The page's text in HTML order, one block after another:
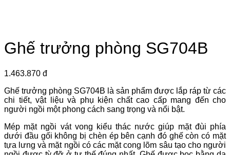
Ghế trưởng phòng SG704B
1.463.870 đ
Ghế trưởng phòng SG704B là sản phẩm được lắp ráp từ các
chi tiết, vật liệu và phụ kiện chất cao cấp mang đến cho
người ngồi một phong cách sang trọng và nổi bật.
Mép mặt ngồi vát vong kiểu thác nước giúp mặt đùi phía
dưới đầu gối không bị chèn ép bên cạnh đó ghế còn có mặt
tựa lưng và mặt ngồi có các mặt cong lõm sâu tạo cho người